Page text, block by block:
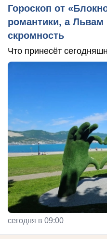
Гороскоп от
романтики, а Львам
скромность
Что принесёт
сегодня в 09:00